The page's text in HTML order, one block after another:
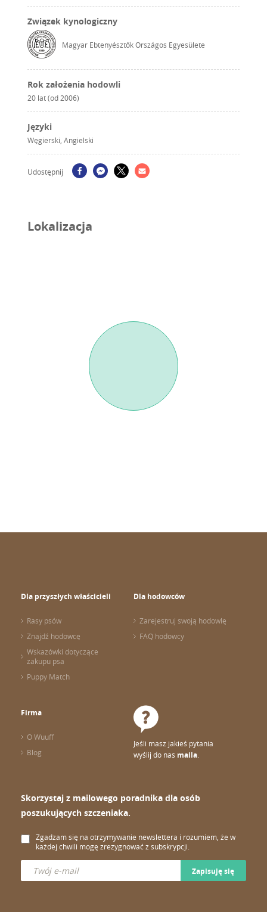
Związek kynologiczny
Magyar Ebtenyésztők Országos Egyesülete
Rok założenia hodowli
20 lat (od 2006)
Języki
Węgierski, Angielski
Udostępnij
Lokalizacja
Dla przyszłych właścicieli
Rasy psów
Znajdź hodowcę
Wskazówki dotyczące
zakupu psa
Puppy Match
Dla hodowców
Zarejestruj swoją hodowlę
FAQ hodowcy
Firma
O Wuuff
Blog
Jeśli masz jakieś pytania
wyślij do nas maila
Skorzystaj z mailowego poradnika dla osób
poszukujących szczeniaka.
Zgadzam się na otrzymywanie newslettera i rozumiem, że w
każdej chwili mogę zrezygnować z subskrypcji.
Zapisuję się